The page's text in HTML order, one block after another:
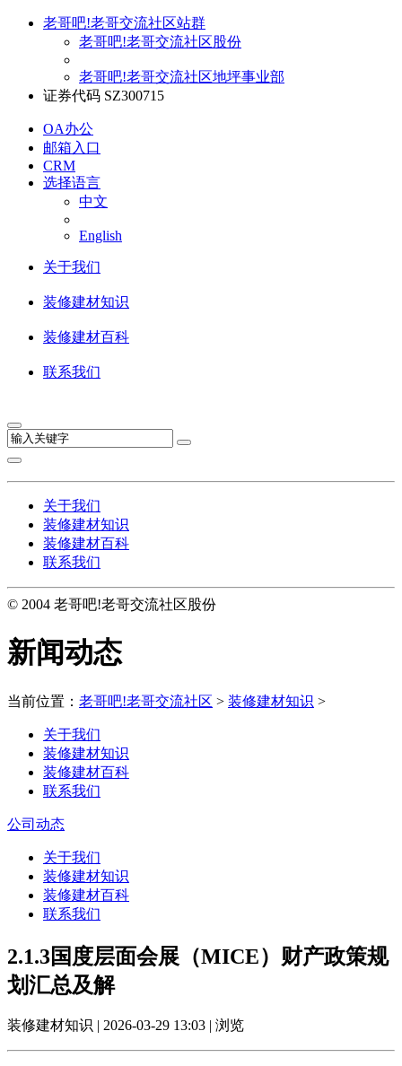
老哥吧!老哥交流社区站群
老哥吧!老哥交流社区股份
老哥吧!老哥交流社区地坪事业部
证券代码 SZ300715
OA办公
邮箱入口
CRM
选择语言
中文
English
关于我们
装修建材知识
装修建材百科
联系我们
关于我们
装修建材知识
装修建材百科
联系我们
© 2004 老哥吧!老哥交流社区股份
新闻动态
当前位置： 老哥吧!老哥交流社区 > 装修建材知识 >
关于我们
装修建材知识
装修建材百科
联系我们
公司动态
关于我们
装修建材知识
装修建材百科
联系我们
2.1.3国度层面会展（MICE）财产政策规
划汇总及解
装修建材知识 | 2026-03-29 13:03 | 浏览